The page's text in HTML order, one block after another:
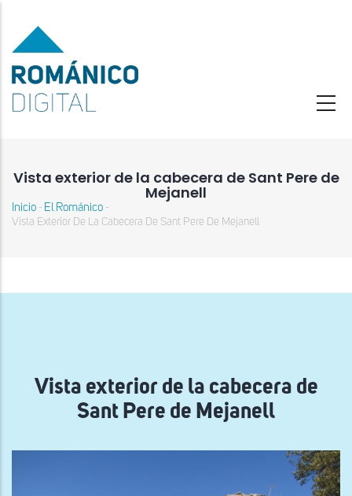
contenido
principal
Vista exterior de la cabecera de Sant Pere de
Mejanell
Sobrescribir
ayuda
Inicio - El Románico -
Vista Exterior De La Cabecera De Sant Pere De Mejanell
Vista exterior de la cabecera de
Sant Pere de Mejanell